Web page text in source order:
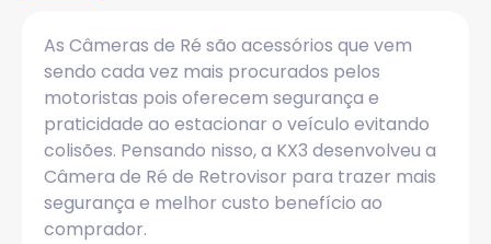
As Câmeras de Ré são acessórios que vem
sendo cada vez mais procurados pelos
motoristas pois oferecem segurança e
praticidade ao estacionar o veículo evitando
colisões. Pensando nisso, a KX3 desenvolveu a
Câmera de Ré de Retrovisor para trazer mais
segurança e melhor custo benefício ao
comprador.